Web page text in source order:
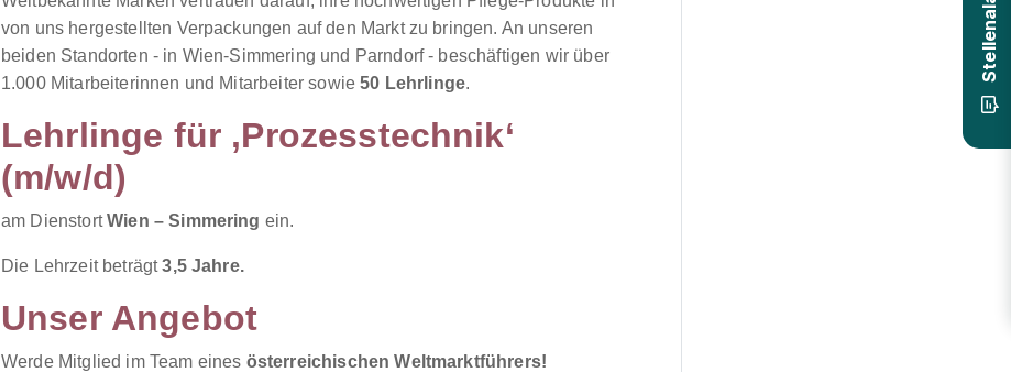
von uns hergestellten Verpackungen auf den Markt zu bringen. An unseren
beiden Standorten - in Wien-Simmering und Parndorf - beschäftigen wir über
1.000 Mitarbeiterinnen und Mitarbeiter sowie50 Lehrlinge.
Lehrlinge für ‚Prozesstechnik‘
(m/w/d)
am DienstortWien – Simmering ein.
Die Lehrzeit beträgt3,5Jahre.
Unser Angebot
Werde Mitglied im Team eines österreichischen Weltmarktführers!
Stellenalarm